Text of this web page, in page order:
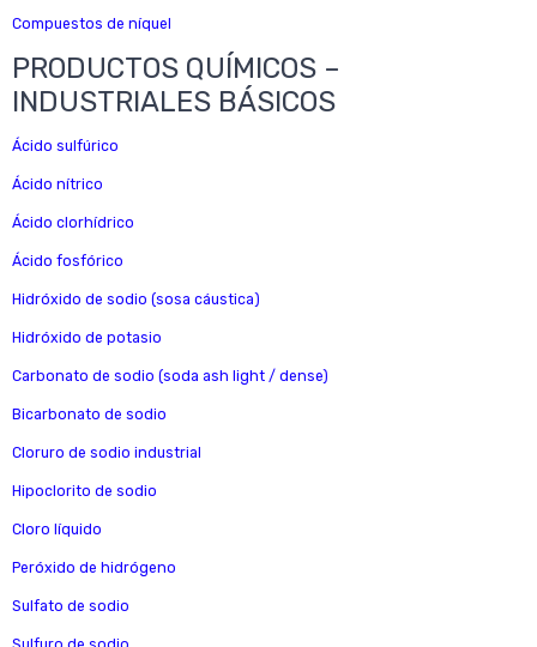
Compuestos de níquel
PRODUCTOS QUÍMICOS –
INDUSTRIALES BÁSICOS
Ácido sulfúrico
Ácido nítrico
Ácido clorhídrico
Ácido fosfórico
Hidróxido de sodio (sosa cáustica)
Hidróxido de potasio
Carbonato de sodio (soda ash light / dense)
Bicarbonato de sodio
Cloruro de sodio industrial
Hipoclorito de sodio
Cloro líquido
Peróxido de hidrógeno
Sulfato de sodio